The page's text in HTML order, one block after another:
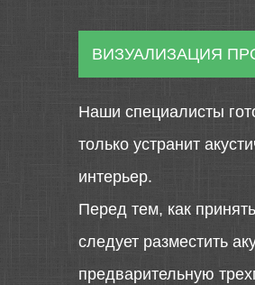
ВИЗУАЛИЗАЦИЯ
Наши специалисты
только устранит
интерьер.
Перед тем, как
следует разместить
предварительную